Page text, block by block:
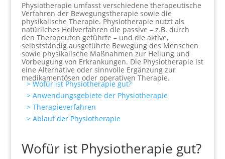
Physiotherapie umfasst verschiedene therapeutische
Verfahren der Bewegungstherapie sowie die
physikalische Therapie. Physiotherapie nutzt als
natürliches Heilverfahren die passive – z.B. durch
den Therapeuten geführte – und die aktive,
selbstständig ausgeführte Bewegung des Menschen
sowie physikalische Maßnahmen zur Heilung und
Vorbeugung von Erkrankungen. Die Physiotherapie ist
eine Alternative oder sinnvolle Ergänzung zur
medikamentösen oder operativen Therapie.
> Wofür ist Physiotherapie gut?
> Anwendungsgebiete der Physiotherapie
> Therapieverfahren
> Ablauf der Physiotherapie
Wofür ist Physiotherapie gut?